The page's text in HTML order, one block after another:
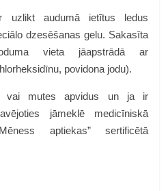
uzlikt audumā ietītus ledus
dzesēšanas gelu. Sakasīta
vieta jāapstrādā ar
povidona jodu).
vai mutes apvidus un ja ir
jāmeklē medicīniskā
aptiekas” sertificētā